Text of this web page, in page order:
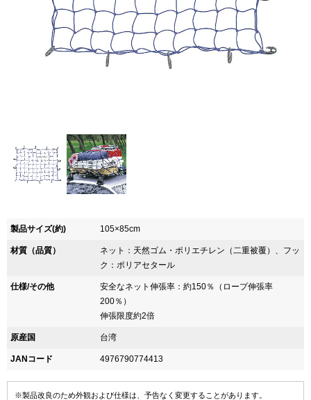
製品サイズ(約) 105×85cm
材質（品質）
ネット：天然ゴム・ポリエチレン（二重被覆）、フッ
ク：ポリアセタール
仕様/その他
安全なネット伸張率：約150％（ロープ伸張率
200％）
伸張限度約2倍
原産国 台湾
JANコード 4976790774413
※製品改良のため外観および仕様は、予告なく変更することがあります。